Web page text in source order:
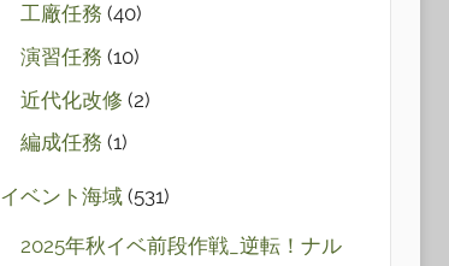
工廠任務 (40)
演習任務 (10)
近代化改修 (2)
編成任務 (1)
イベント海域(531)
2025年秋イベ前段作戦_逆転！ナル